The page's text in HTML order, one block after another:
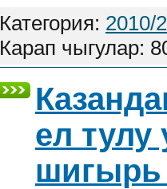
Категория: 2010/
Карап чыгулар:
ел тулу
шигырь